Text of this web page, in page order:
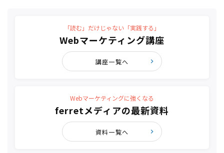
「読む」だけじゃない「実践する」
Webマーケティング講座
講座一覧へ
Webマーケティングに強くなる
ferretメディアの最新資料
資料一覧へ